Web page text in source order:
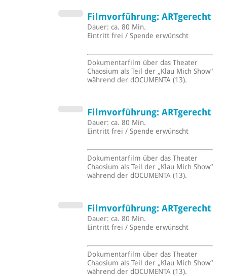
Filmvorführung: ARTgerecht
Dauer: ca. 80 Min.
Eintritt frei / Spende erwünscht
Dokumentarfilm über das Theater
Chaosium als Teil der „Klau Mich Show“
während der dOCUMENTA (13).
Filmvorführung: ARTgerecht
Dauer: ca. 80 Min.
Eintritt frei / Spende erwünscht
Dokumentarfilm über das Theater
Chaosium als Teil der „Klau Mich Show“
während der dOCUMENTA (13).
Filmvorführung: ARTgerecht
Dauer: ca. 80 Min.
Eintritt frei / Spende erwünscht
Dokumentarfilm über das Theater
Chaosium als Teil der „Klau Mich Show“
während der dOCUMENTA (13).